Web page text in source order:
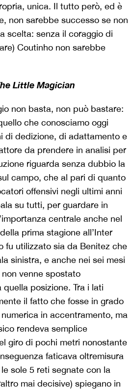
unica. Il tutto però, ed è
non sarebbe successo se non
scelta: senza il coraggio di
Coutinho non sarebbe
Little Magician
non basta, non può bastare:
che conosciamo oggi
di dedizione, di adattamento e
da prendere in analisi per
riguarda senza dubbio la
campo, che al pari di quanto
offensivi negli ultimi anni
su tutti, per guardare in
centrale anche nel
prima stagione all’Inter
fu utilizzato sia da Benitez che
sinistra, e anche nei sei mesi
venne spostato
posizione. Tra i lati
il fatto che fosse in grado
in accentramento, ma
rendeva semplice
giro di pochi metri nonostante
faticava oltremisura
sole 5 reti segnate con la
mai decisive) spiegano in